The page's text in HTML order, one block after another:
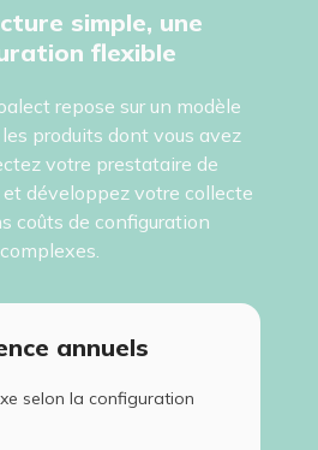
simple, une
flexible
repose sur un modèle
produits dont vous avez
votre prestataire de
développez votre collecte
coûts de configuration
complexes.
annuels
selon la configuration